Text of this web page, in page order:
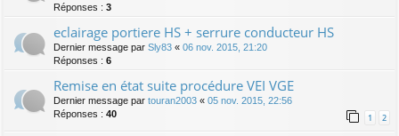
Réponses : 3
eclairage portiere HS + serrure conducteur HS
Dernier message par Sly83 « 06 nov. 2015, 21:20
Réponses : 6
Remise en état suite procédure VEI VGE
Dernier message par touran2003 « 05 nov. 2015, 22:56
Réponses : 40 1 2